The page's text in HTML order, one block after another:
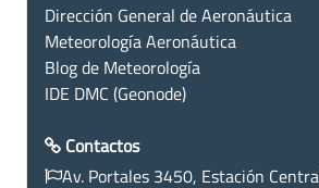
Dirección General de Aeronáutica
Meteorología Aeronáutica
Blog de Meteorología
IDE DMC (Geonode)
Contactos
Av. Portales 3450, Estación